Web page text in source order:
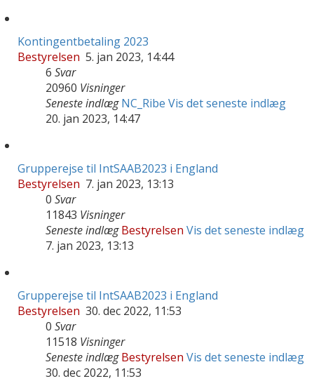
Kontingentbetaling 2023
Bestyrelsen 5. jan 2023, 14:44
6 Svar
20960 Visninger
Seneste indlægNC_Ribe Vis det seneste indlæg
20. jan 2023, 14:47
Grupperejse til IntSAAB2023 i England
Bestyrelsen 7. jan 2023, 13:13
0 Svar
11843 Visninger
Seneste indlægBestyrelsen Vis det seneste indlæg
7. jan 2023, 13:13
Grupperejse til IntSAAB2023 i England
Bestyrelsen 30. dec 2022, 11:53
0 Svar
11518 Visninger
Seneste indlægBestyrelsen Vis det seneste indlæg
30. dec 2022, 11:53